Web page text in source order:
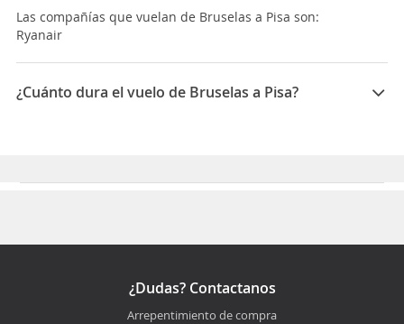
Las compañías que vuelan de Bruselas a Pisa son:
Ryanair
¿Cuánto dura el vuelo de Bruselas a Pisa?
¿Dudas? Contactanos
Arrepentimiento de compra